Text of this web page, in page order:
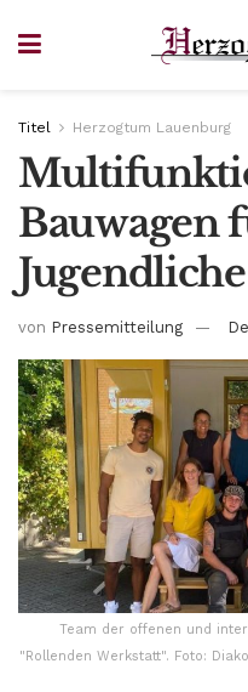
Titel Herzogtum Lauenburg
Bauwagen
Jugendliche
von Pressemitteilung
Team der offenen und
"Rollenden Werkstatt". Foto: